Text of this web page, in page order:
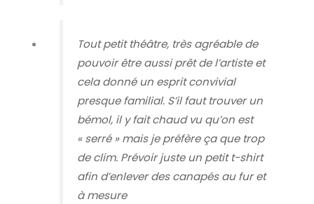
Tout petit théâtre, très agréable de
pouvoir être aussi prêt de l’artiste et
cela donné un esprit convivial
presque familial. S’il faut trouver un
bémol, il y fait chaud vu qu’on est
« serré » mais je préfère ça que trop
de clim. Prévoir juste un petit t-shirt
afin d’enlever des canapés au fur et
à mesure